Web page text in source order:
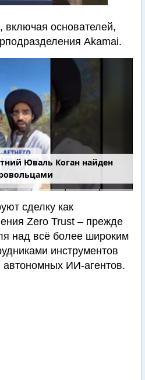
включая основателей,
Akamai.
Юваль Коган найден
сделку как
Zero Trust – прежде
над всё более широким
инструментов
ИИ-агентов.